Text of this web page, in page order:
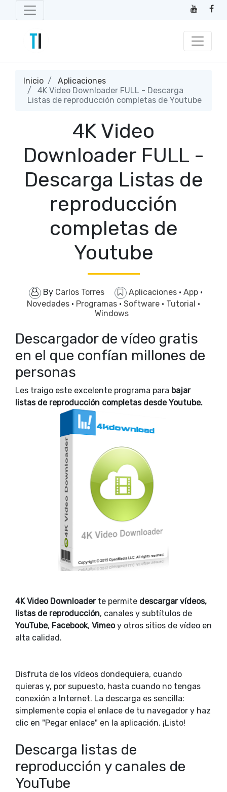
Inicio
Aplicaciones
4K Video Downloader FULL - Descarga
Listas de reproducción completas de Youtube
4K Video
Downloader FULL -
Descarga Listas de
reproducción
completas de
Youtube
By Carlos Torres Aplicaciones · App ·
Novedades · Programas · Software · Tutorial ·
Windows
Descargador de vídeo gratis
en el que confían millones de
personas
Les traigo este excelente programa para bajar
listas de reproducción completas desde Youtube.
4K Video Downloader te permite descargar vídeos,
listas de reproducción, canales y subtítulos de
YouTube, Facebook, Vimeoy otros sitios de vídeo en
alta calidad.
Disfruta de los vídeos dondequiera, cuando
quieras y, por supuesto, hasta cuando no tengas
conexión a Internet. La descarga es sencilla:
simplemente copia el enlace de tu navegador y haz
clic en "Pegar enlace" en la aplicación. ¡Listo!
Descarga listas de
reproducción y canales de
YouTube